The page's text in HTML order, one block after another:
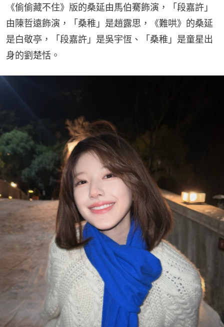
《偷偷藏不住》版的桑延由馬伯騫飾演，「段嘉許」
由陳哲遠飾演，「桑稚」是趙露思，《難哄》的桑延
是白敬亭，「段嘉許」是吳宇恆、「桑稚」是童星出
身的劉楚恬。